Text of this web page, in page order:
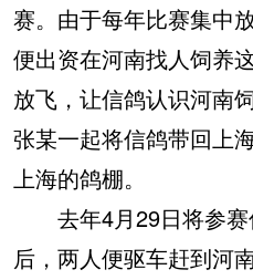
赛。由于每年比赛集中
便出资在河南找人饲养
放飞，让信鸽认识河南
张某一起将信鸽带回上
上海的鸽棚。
去年4月29日将参赛
后，两人便驱车赶到河